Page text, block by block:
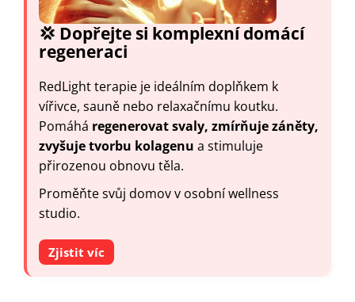
💢 Dopřejte si komplexní domácí
regeneraci
RedLight terapie je ideálním doplňkem k
vířivce, sauně nebo relaxačnímu koutku.
Pomáhá regenerovat svaly, zmírňuje záněty,
zvyšuje tvorbu kolagenu a stimuluje
přirozenou obnovu těla.
Proměňte svůj domov v osobní wellness
studio.
Zjistit víc